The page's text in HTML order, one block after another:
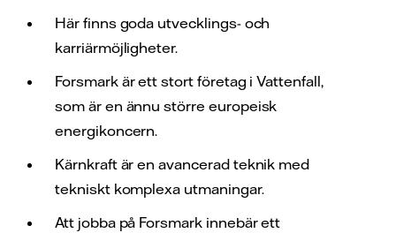
Här finns goda utvecklings- och
karriärmöjligheter.
Forsmark är ett stort företag i Vattenfall,
som är en ännu större europeisk
energikoncern.
Kärnkraft är en avancerad teknik med
tekniskt komplexa utmaningar.
Att jobba på Forsmark innebär ett